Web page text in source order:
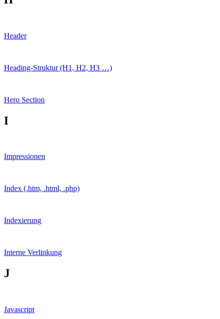
Header
Heading-Struktur (H1, H2, H3 …)
Hero Section
I
Impressionen
Index (.htm, .html, .php)
Indexierung
Interne Verlinkung
J
Javascript